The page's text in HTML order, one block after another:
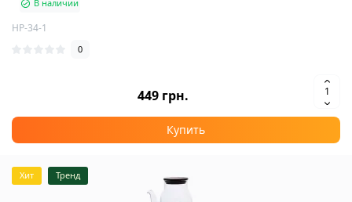
В наличии
HP-34-1
0
449 грн.
Купить
Хит Тренд